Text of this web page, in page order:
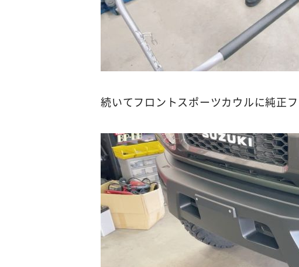
続いてフロントスポーツカウルに純正